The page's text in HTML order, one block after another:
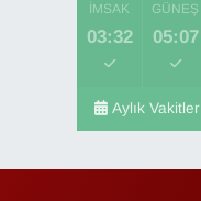
İMSAK
03:32
GÜNEŞ
05:07
Aylık Vakitler